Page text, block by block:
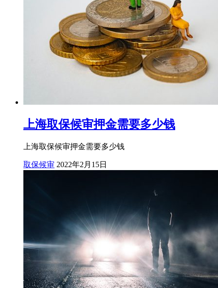
上海取保候审押金需要多少钱
上海取保候审押金需要多少钱
取保候审 2022年2月15日